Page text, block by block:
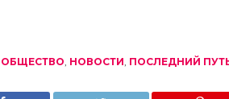
ОБЩЕСТВО, НОВОСТИ, ПОСЛЕДНИЙ